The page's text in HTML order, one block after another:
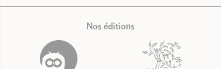
Nos éditions